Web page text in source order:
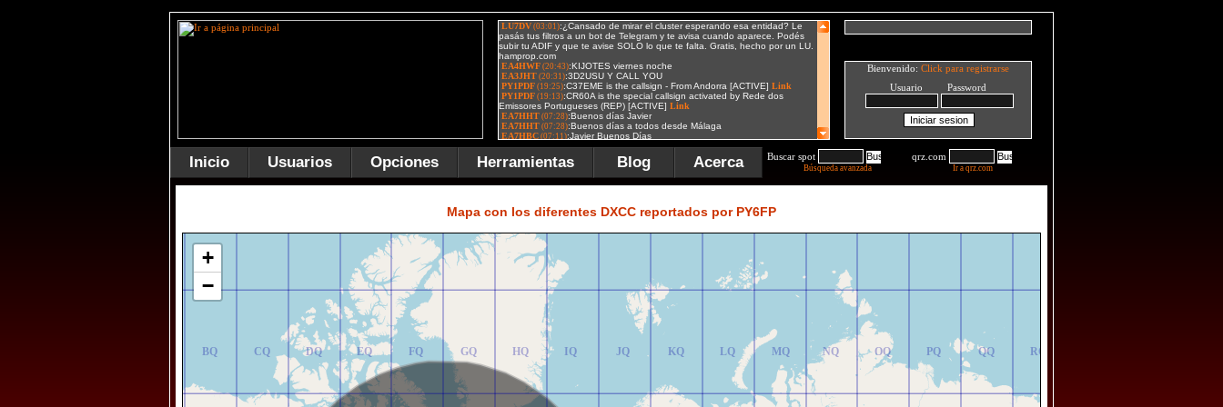
Bienvenido: Click para registrarse
Usuario Password
Inicio Usuarios Opciones Herramientas Blog Acerca Buscar spot
Búsqueda avanzada
qrz.com
Ir a qrz.com
Mapa con los diferentes DXCC reportados por PY6FP
BQ
BR
CQ
CR
DQ
DR
EQ
ER
FQ
FR
GQ
GR
HQ
HR
IQ
IR
JQ
JR
KQ
KR
LQ
LR
MQ
MR
NQ
NR
OQ
OR
PQ
PR
QQ
QR
RQ
RR
+
−